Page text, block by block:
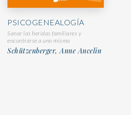
PSICOGENEALOGÍA
Sanar las heridas familiares y
encontrarse a uno mismo
Schützenberger, Anne Ancelin